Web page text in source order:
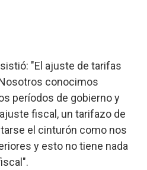
"El ajuste de tarifas
conocimos
períodos de gobierno y
fiscal, un tarifazo de
el cinturón como nos
y esto no tiene nada